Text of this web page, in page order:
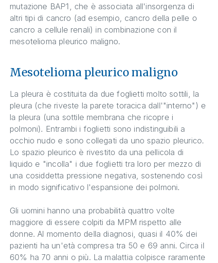
mutazione BAP1, che è associata all'insorgenza di
altri tipi di cancro (ad esempio, cancro della pelle o
cancro a cellule renali) in combinazione con il
mesotelioma pleurico maligno.
Mesotelioma pleurico maligno
La pleura è costituita da due foglietti molto sottili, la
pleura (che riveste la parete toracica dall'"interno") e
la pleura (una sottile membrana che ricopre i
polmoni). Entrambi i foglietti sono indistinguibili a
occhio nudo e sono collegati da uno spazio pleurico.
Lo spazio pleurico è rivestito da una pellicola di
liquido e "incolla" i due foglietti tra loro per mezzo di
una cosiddetta pressione negativa, sostenendo così
in modo significativo l'espansione dei polmoni.
Gli uomini hanno una probabilità quattro volte
maggiore di essere colpiti da MPM rispetto alle
donne. Al momento della diagnosi, quasi il 40% dei
pazienti ha un'età compresa tra 50 e 69 anni. Circa il
60% ha 70 anni o più. La malattia colpisce raramente